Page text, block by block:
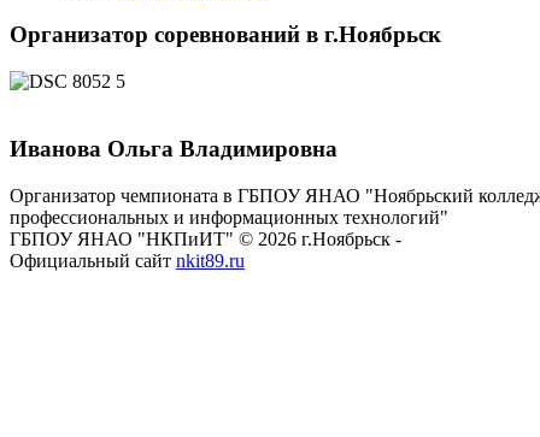
Организатор соревнований в г.Ноябрьск
Иванова Ольга Владимировна
Организатор чемпионата в ГБПОУ ЯНАО "Ноябрьский
профессиональных и информационных технологий"
ГБПОУ ЯНАО "НКПиИТ" © 2026 г.Ноябрьск -
Официальный сайт nkit89.ru